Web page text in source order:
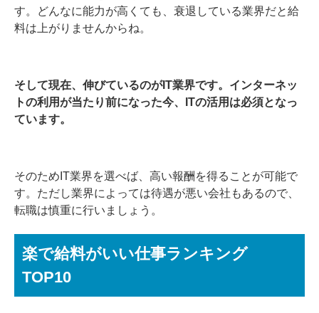
す。どんなに能力が高くても、衰退している業界だと給
料は上がりませんからね。
そして現在、伸びているのがIT業界です。インターネッ
トの利用が当たり前になった今、ITの活用は必須となっ
ています。
そのためIT業界を選べば、高い報酬を得ることが可能で
す。ただし業界によっては待遇が悪い会社もあるので、
転職は慎重に行いましょう。
楽で給料がいい仕事ランキング
TOP10